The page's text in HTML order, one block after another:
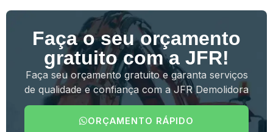
Faça o seu orçamento
gratuito com a JFR!
Faça seu orçamento gratuito e garanta serviços
de qualidade e confiança com a JFR Demolidora
ORÇAMENTO RÁPIDO